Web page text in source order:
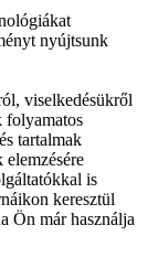
nyújtsunk
viselkedésükről
folyamatos
tartalmak
elemzésére
is
keresztül
Ön már használja